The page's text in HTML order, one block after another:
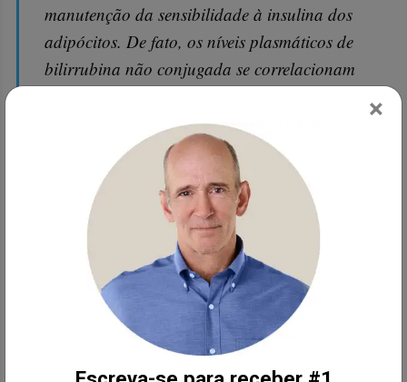
manutenção da sensibilidade à insulina dos
adipócitos. De fato, os níveis plasmáticos de
bilirrubina não conjugada se correlacionam
metabólica e diabetes em estudos
epidemiológicos prospectivos, conforme
confirmado em uma meta-análise recente.
Em estudos transversais e prospectivos, níveis
mais elevados de bilirrubina plasmática
estão associados a melhor sensibilidade à
insulina e menor risco de síndrome
metabólica e diabetes tipo 2, independente
do IMC (índice de massa corporal)... Um
×